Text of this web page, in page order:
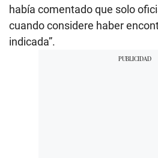
había comentado que solo
cuando considere haber
indicada”.